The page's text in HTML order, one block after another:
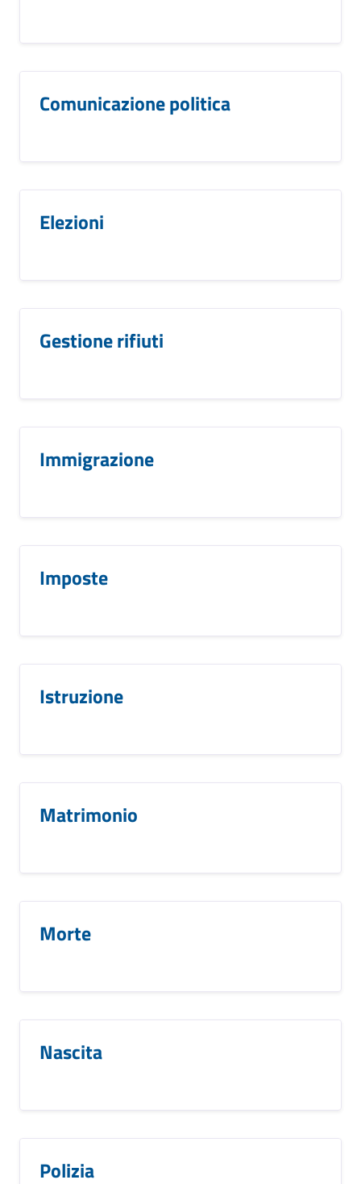
Comunicazione politica
Elezioni
Gestione rifiuti
Immigrazione
Imposte
Istruzione
Matrimonio
Morte
Nascita
Polizia